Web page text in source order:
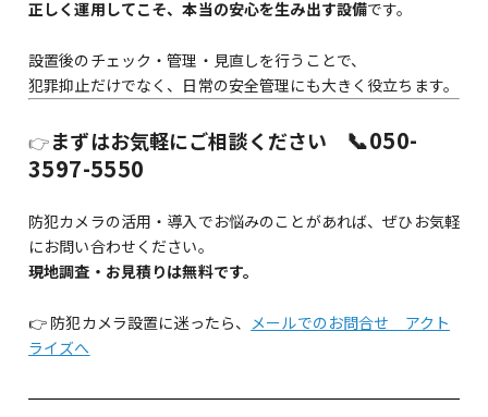
正しく運用してこそ、本当の安心を生み出す設備です。
設置後のチェック・管理・見直しを行うことで、
犯罪抑止だけでなく、日常の安全管理にも大きく役立ちます。
👉まずはお気軽にご相談ください 📞050-
3597-5550
防犯カメラの活用・導入でお悩みのことがあれば、ぜひお気軽
にお問い合わせください。
現地調査・お見積りは無料です。
👉 防犯カメラ設置に迷ったら、 メールでのお問合せ アクト
ライズへ